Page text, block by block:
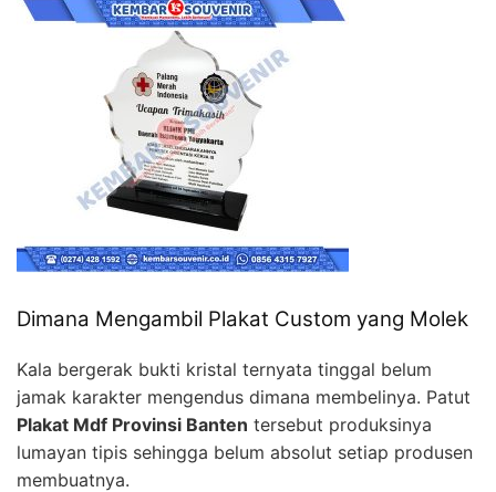
Dimana Mengambil Plakat Custom yang Molek
Kala bergerak bukti kristal ternyata tinggal belum
jamak karakter mengendus dimana membelinya. Patut
Plakat Mdf Provinsi Banten tersebut produksinya
lumayan tipis sehingga belum absolut setiap produsen
membuatnya.